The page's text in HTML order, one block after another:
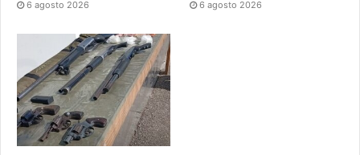
6 agosto 2026 6 agosto 2026